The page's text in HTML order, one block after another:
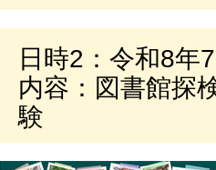
日時2：令和8年
内容：図書館探
験